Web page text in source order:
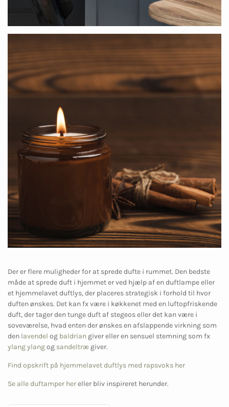
Der er flere muligheder for at sprede dufte i rummet. Den bedste
måde at sprede duft i hjemmet er ved hjælp af en duftlampe eller
et hjemmelavet duftlys, der placeres strategisk i forhold til hvor
duften ønskes. Det kan fx være i køkkenet med en luftopfriskende
duft, der tager den tunge duft af stegeos eller det kan være i
soveværelse, hvad enten der ønskes en afslappende virkning som
den lavendel og baldrian giver eller en sensuel stemning som fx
ylang ylangog sandeltræ giver.
Find opskrift på hjemmelavet duftlys med rapsvoks her
Se alle duftamper hereller bliv inspireret herunder.